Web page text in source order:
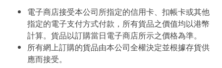
電子商店接受本公司所指定的信用卡、扣帳卡或其他
指定的電子支付方式付款，所有貨品之價值均以港幣
計算。貨品以訂購當日電子商店所示之價格為準。
所有網上訂購的貨品由本公司全權決定並根據存貨供
應而接受。